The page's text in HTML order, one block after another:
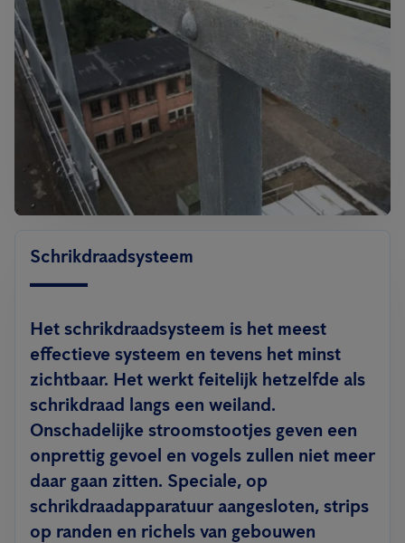
Schrikdraadsysteem
Het schrikdraadsysteem is het meest
effectieve systeem en tevens het minst
zichtbaar. Het werkt feitelijk hetzelfde als
schrikdraad langs een weiland.
Onschadelijke stroomstootjes geven een
onprettig gevoel en vogels zullen niet meer
daar gaan zitten. Speciale, op
schrikdraadapparatuur aangesloten, strips
op randen en richels van gebouwen